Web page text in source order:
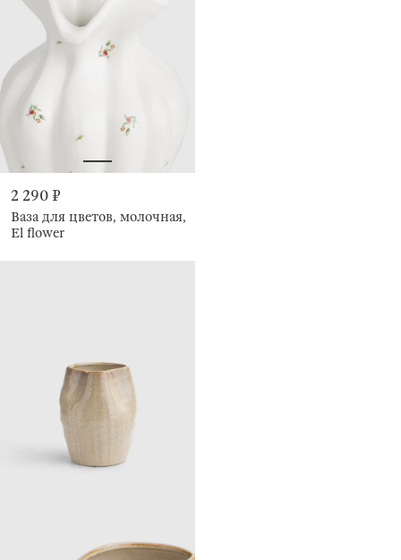
2 290 ₽
Ваза для цветов, молочная,
El flower